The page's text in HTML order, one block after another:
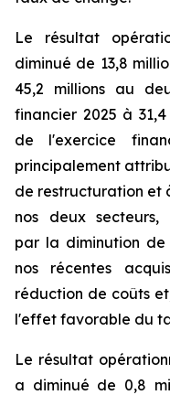
Le résultat
diminué de 13,8
45,2 millions au
financier 2025 à
de l'exercice
principalement
de restructuration et
nos deux secteurs,
par la diminution
nos récentes
réduction de coûts
l'effet favorable du
Le résultat
a diminué de 0,8